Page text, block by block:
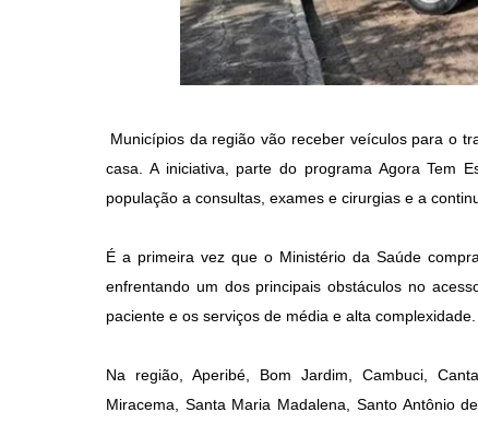
Municípios da região vão receber veículos para o
casa. A iniciativa, parte do programa Agora Tem
população a consultas, exames e cirurgias e a
É a primeira vez que o Ministério da Saúde
enfrentando um dos principais obstáculos no
paciente e os serviços de média e alta complexidade.
Na região, Aperibé, Bom Jardim, Cambuci,
Miracema, Santa Maria Madalena, Santo Antônio